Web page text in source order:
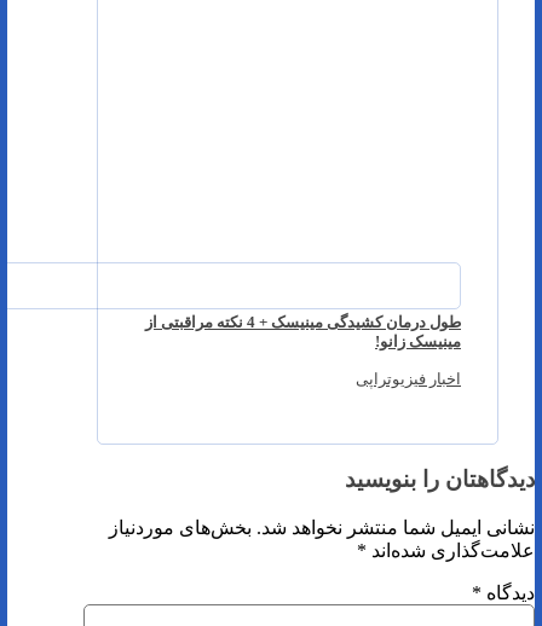
طول درمان کشیدگی مینیسک + 4 نکته مراقبتی از
مینیسک زانو!
اخبار فیزیوتراپی
دیدگاهتان را بنویسید
نشانی ایمیل شما منتشر نخواهد شد. بخش‌های موردنیاز
علامت‌گذاری شده‌اند *
دیدگاه *